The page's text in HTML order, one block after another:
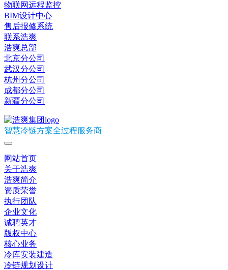
物联网远程监控
BIM设计中心
售后报修系统
联系浩爽
浩爽总部
北京分公司
武汉分公司
杭州分公司
成都分公司
新疆分公司
智慧冷链方案全过程服务商
网站首页
关于浩爽
浩爽简介
资质荣誉
执行团队
企业文化
诚聘英才
版权中心
核心业务
冷库安装建造
冷链规划设计